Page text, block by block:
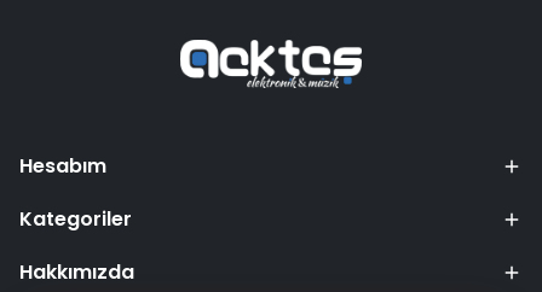
Hesabım
Kategoriler
Hakkımızda